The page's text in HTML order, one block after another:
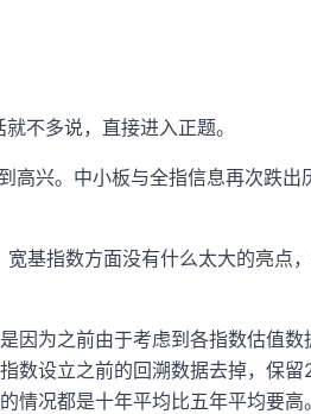
不多说，直接进入正题。
兴。中小板与全指信息再次跌出
基指数方面没有什么太大的亮点
因为之前由于考虑到各指数估值
数设立之前的回溯数据去掉，保
情况都是十年平均比五年平均要